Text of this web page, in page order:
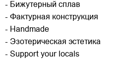
- Бижутерный сплав
- Фактурная конструкция
- Handmade
- Эзотерическая эстетика
- Support your locals